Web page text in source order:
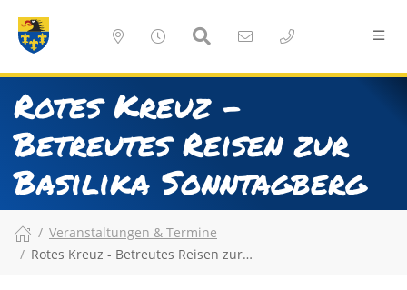
Rotes Kreuz -
Betreutes Reisen zur
Basilika Sonntagberg
Veranstaltungen & Termine
Rotes Kreuz - Betreutes Reisen zur…